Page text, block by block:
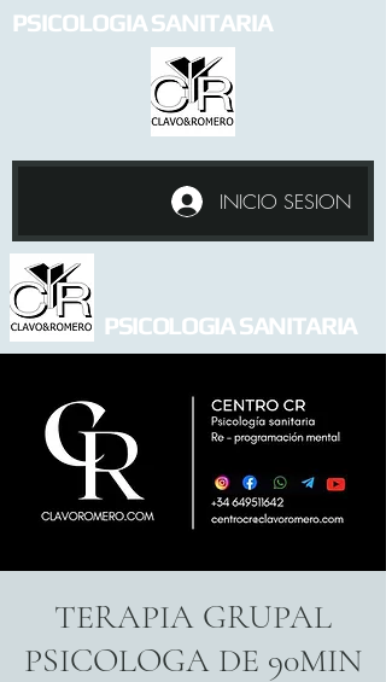
PSICOLOGIA SANITARIA
INICIO SESION
PSICOLOGIA SANITARIA
TERAPIA GRUPAL
PSICOLOGA DE 90MIN